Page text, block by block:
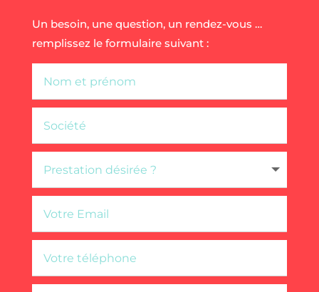
Un besoin, une question, un rendez-vous …
remplissez le formulaire suivant :